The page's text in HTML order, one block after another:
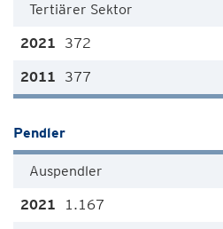
Tertiärer Sektor
372
377
Pendler
Auspendler
1.167